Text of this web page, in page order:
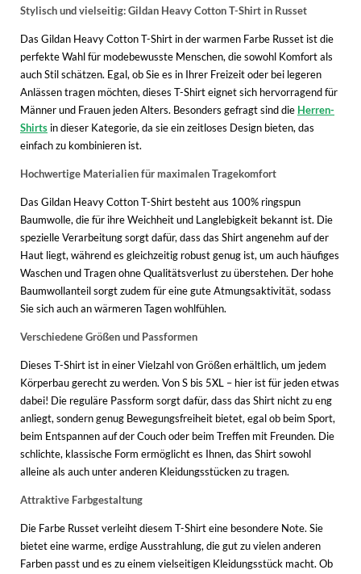
Stylisch und vielseitig: Gildan Heavy Cotton T-Shirt in Russet
Das Gildan Heavy Cotton T-Shirt in der warmen Farbe Russet ist die
perfekte Wahl für modebewusste Menschen, die sowohl Komfort als
auch Stil schätzen. Egal, ob Sie es in Ihrer Freizeit oder bei legeren
Anlässen tragen möchten, dieses T-Shirt eignet sich hervorragend für
Männer und Frauen jeden Alters. Besonders gefragt sind die Herren-
Shirts in dieser Kategorie, da sie ein zeitloses Design bieten, das
einfach zu kombinieren ist.
Hochwertige Materialien für maximalen Tragekomfort
Das Gildan Heavy Cotton T-Shirt besteht aus 100% ringspun
Baumwolle, die für ihre Weichheit und Langlebigkeit bekannt ist. Die
spezielle Verarbeitung sorgt dafür, dass das Shirt angenehm auf der
Haut liegt, während es gleichzeitig robust genug ist, um auch häufiges
Waschen und Tragen ohne Qualitätsverlust zu überstehen. Der hohe
Baumwollanteil sorgt zudem für eine gute Atmungsaktivität, sodass
Sie sich auch an wärmeren Tagen wohlfühlen.
Verschiedene Größen und Passformen
Dieses T-Shirt ist in einer Vielzahl von Größen erhältlich, um jedem
Körperbau gerecht zu werden. Von S bis 5XL – hier ist für jeden etwas
dabei! Die reguläre Passform sorgt dafür, dass das Shirt nicht zu eng
anliegt, sondern genug Bewegungsfreiheit bietet, egal ob beim Sport,
beim Entspannen auf der Couch oder beim Treffen mit Freunden. Die
schlichte, klassische Form ermöglicht es Ihnen, das Shirt sowohl
alleine als auch unter anderen Kleidungsstücken zu tragen.
Attraktive Farbgestaltung
Die Farbe Russet verleiht diesem T-Shirt eine besondere Note. Sie
bietet eine warme, erdige Ausstrahlung, die gut zu vielen anderen
Farben passt und es zu einem vielseitigen Kleidungsstück macht. Ob